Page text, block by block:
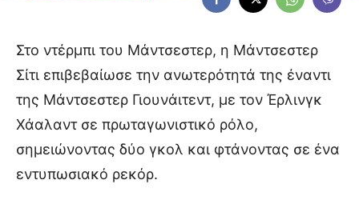
Στο ντέρμπι του Μάντσεστερ, η Μάντσεστερ
Σίτι επιβεβαίωσε την ανωτερότητά της έναντι
της Μάντσεστερ Γιουνάιτεντ, με τον Έρλινγκ
Χάαλαντ σε πρωταγωνιστικό ρόλο,
σημειώνοντας δύο γκολ και φτάνοντας σε ένα
εντυπωσιακό ρεκόρ.